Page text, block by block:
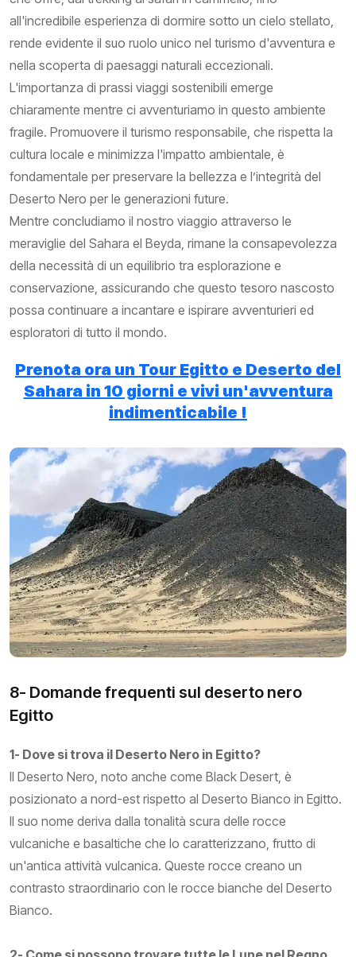
all'incredibile esperienza di dormire sotto un cielo stellato,
rende evidente il suo ruolo unico nel turismo d'avventura e
nella scoperta di paesaggi naturali eccezionali.
L'importanza di prassi viaggi sostenibili emerge
chiaramente mentre ci avventuriamo in questo ambiente
fragile. Promuovere il turismo responsabile, che rispetta la
cultura locale e minimizza l'impatto ambientale, è
fondamentale per preservare la bellezza e l’integrità del
Deserto Nero per le generazioni future.
Mentre concludiamo il nostro viaggio attraverso le
meraviglie del Sahara el Beyda, rimane la consapevolezza
della necessità di un equilibrio tra esplorazione e
conservazione, assicurando che questo tesoro nascosto
possa continuare a incantare e ispirare avventurieri ed
esploratori di tutto il mondo.
Prenota ora un Tour Egitto e Deserto del
Sahara in 10 giorni e vivi un'avventura
indimenticabile !
8- Domande frequenti sul deserto nero
Egitto
1- Dove si trova il Deserto Nero in Egitto?
Il Deserto Nero, noto anche come Black Desert, è
posizionato a nord-est rispetto al Deserto Bianco in Egitto.
Il suo nome deriva dalla tonalità scura delle rocce
vulcaniche e basaltiche che lo caratterizzano, frutto di
un'antica attività vulcanica. Queste rocce creano un
contrasto straordinario con le rocce bianche del Deserto
Bianco.